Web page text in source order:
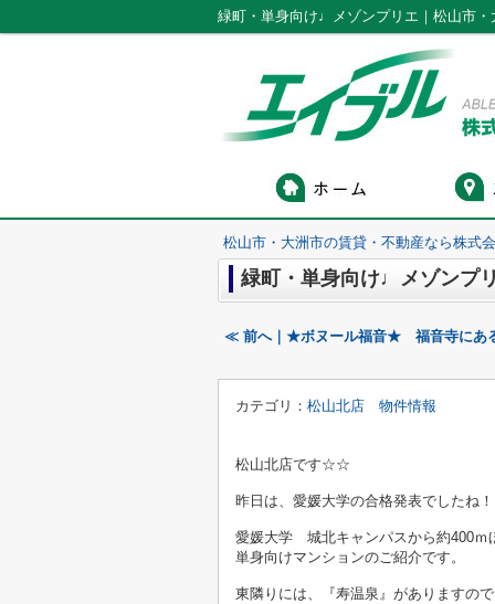
緑町・単身向け♩メゾンプリエ｜松山市
松山市・大洲市の賃貸・不動産なら株式
緑町・単身向け♩メゾンプ
≪ 前へ｜★ボヌール福音★ 福音寺にあ
カテゴリ： 松山北店 物件情報
松山北店です☆☆
昨日は、愛媛大学の合格発表でしたね！
愛媛大学 城北キャンパスから約400ｍ
単身向けマンションのご紹介です。
東隣りには、『寿温泉』がありますので